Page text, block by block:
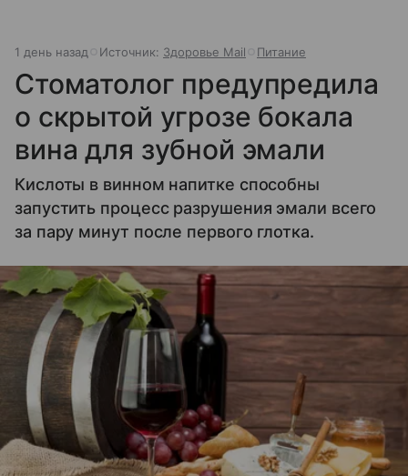
1 день назад Источник: Здоровье Mail Питание
Стоматолог предупредила
о скрытой угрозе бокала
вина для зубной эмали
Кислоты в винном напитке способны
запустить процесс разрушения эмали всего
за пару минут после первого глотка.